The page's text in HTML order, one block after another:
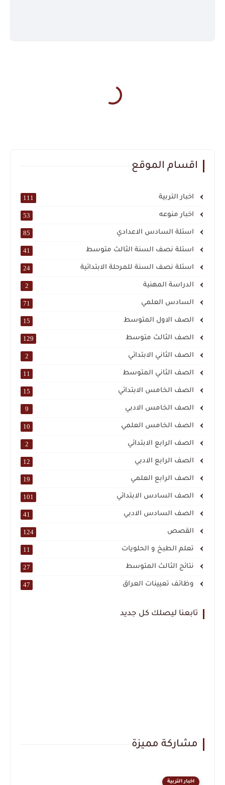
اقسام الموقع
اخبار التربية 111
اخبار منوعه 53
اسئلة السادس الاعدادي 85
اسئلة نصف السنة الثالث متوسط 41
اسئلة نصف السنة للمرحلة الابتدائية 24
الدراسة المهنية 2
السادس العلمي 71
الصف الاول المتوسط 15
الصف الثالث متوسط 129
الصف الثاني الابتدائي 2
الصف الثاني المتوسط 11
الصف الخامس الابتدائي 15
الصف الخامس الادبي 9
الصف الخامس العلمي 10
الصف الرابع الابتدائي 2
الصف الرابع الادبي 12
الصف الرابع العلمي 19
الصف السادس الابتدائي 101
الصف السادس الادبي 41
القصص 124
تعلم الطبخ و الحلويات 11
نتائج الثالث المتوسط 27
وظائف تعيينات العراق 47
تابعنا ليصلك كل جديد
مشاركة مميزة
اخبار التربية